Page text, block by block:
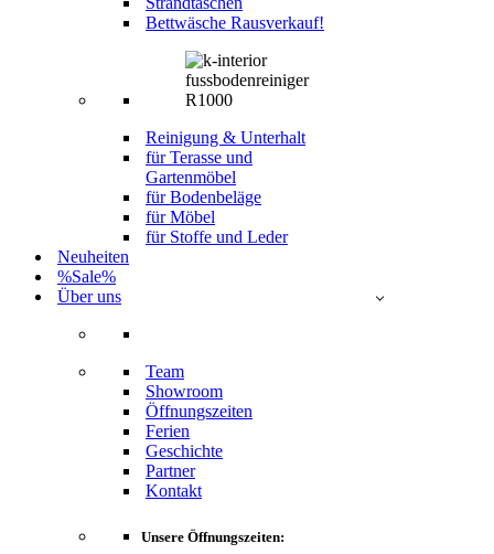
Bettwäsche Rausverkauf!
Reinigung & Unterhalt
für Terasse und
Gartenmöbel
für Bodenbeläge
für Möbel
für Stoffe und Leder
Neuheiten
%Sale%
Über uns
Team
Showroom
Öffnungszeiten
Ferien
Geschichte
Partner
Kontakt
Unsere Öffnungszeiten: